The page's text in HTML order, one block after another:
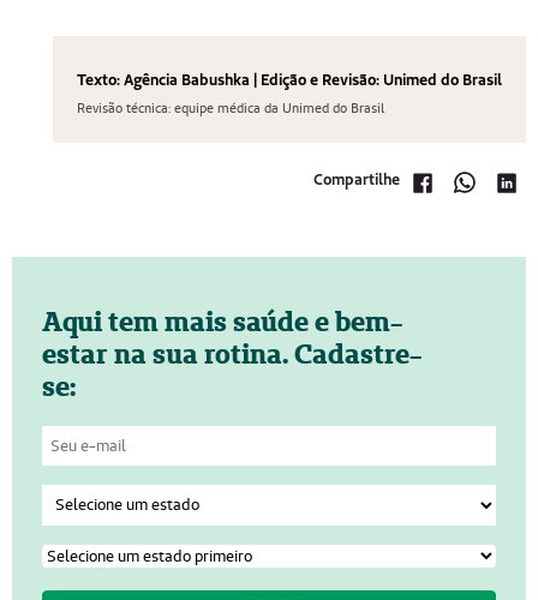
Texto: Agência Babushka | Edição e Revisão: Unimed do Brasil
Revisão técnica: equipe médica da Unimed do Brasil
Compartilhe
Aqui tem mais saúde e bem-
estar na sua rotina. Cadastre-
se: